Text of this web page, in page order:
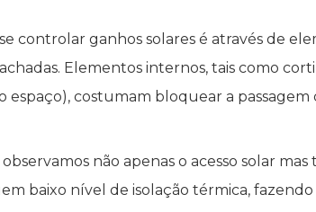
controlar ganhos solares é através de
Elementos internos, tais como
espaço), costumam bloquear a
não apenas o acesso solar
baixo nível de isolação térmica,